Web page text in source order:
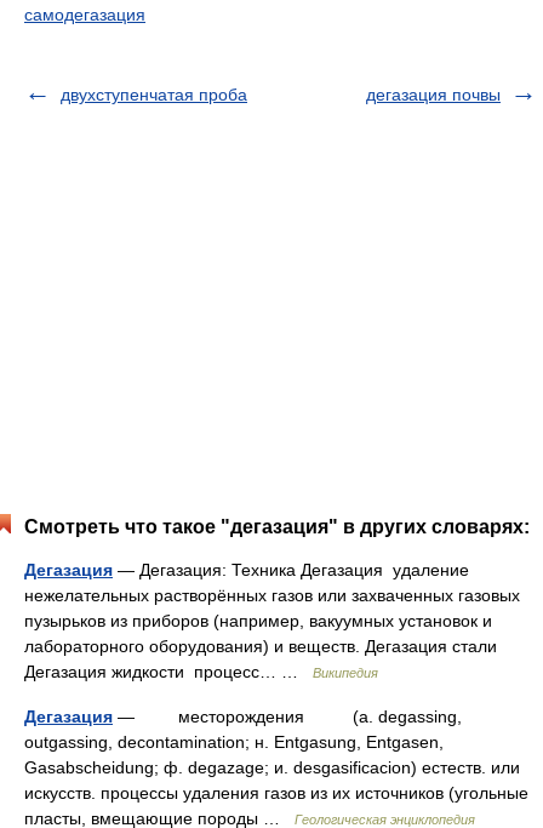
самодегазация
двухступенчатая проба дегазация почвы
Смотреть что такое "дегазация" в других словарях:
Дегазация — Дегазация: Техника Дегазация удаление
нежелательных растворённых газов или захваченных газовых
пузырьков из приборов (например, вакуумных установок и
лабораторного оборудования) и веществ. Дегазация стали
Дегазация жидкости процесс… …
Википедия
Дегазация — месторождения (a. degassing,
outgassing, decontamination; н. Entgasung, Entgasen,
Gasabscheidung; ф. degazage; и. desgasificacion) естеств. или
искусств. процессы удаления газов из их источников (угольные
пласты, вмещающие породы …
Геологическая энциклопедия